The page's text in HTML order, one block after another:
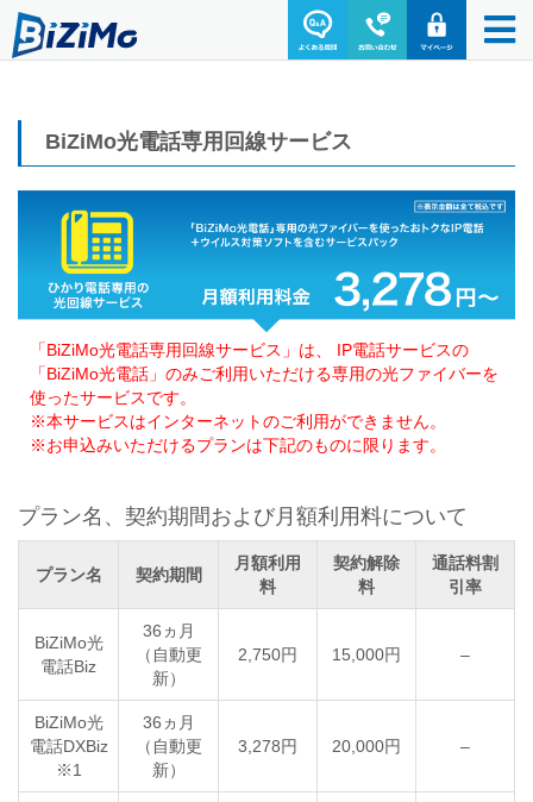
BiZiMo光電話専用回線サービス
「BiZiMo光電話専用回線サービス」は、 IP電話サービスの
「BiZiMo光電話」のみご利用いただける専用の光ファイバーを
使ったサービスです。
※本サービスはインターネットのご利用ができません。
※お申込みいただけるプランは下記のものに限ります。
プラン名、契約期間および月額利用料について
プラン名 契約期間
月額利用
料
契約解除
料
通話料割
引率
BiZiMo光
電話Biz
36ヵ月
（自動更
新）
2,750円 15,000円 –
BiZiMo光
電話DXBiz
※1
36ヵ月
（自動更
新）
3,278円 20,000円 –